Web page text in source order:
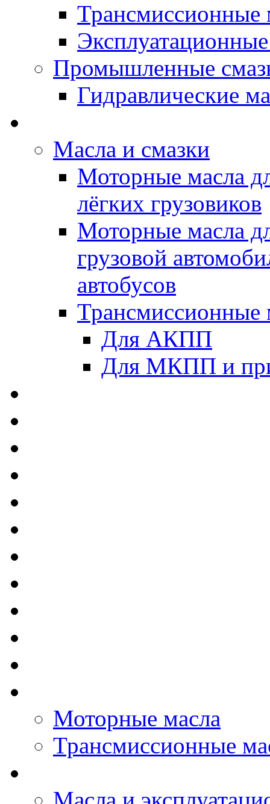
Трансмиссионные
Промышленные
Гидравлические
Масла и смазки
Моторные масла
лёгких грузовиков
Моторные масла
грузовой
автобусов
Трансмиссионные
Для АКПП
Для МКПП и
Моторные масла
Трансмиссионные